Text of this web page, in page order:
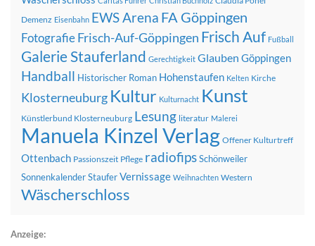
Demenz Eisenbahn EWS Arena FA Göppingen
FotografieFrisch-Auf-Göppingen Frisch Auf Fußball
Galerie Stauferland Gerechtigkeit Glauben Göppingen
Handball Historischer Roman Hohenstaufen Kelten Kirche
Klosterneuburg Kultur Kulturnacht Kunst
Künstlerbund Klosterneuburg Lesung literatur Malerei
Manuela Kinzel Verlag Offener Kulturtreff
Ottenbach Passionszeit Pflege radiofipsSchönweiler
SonnenkalenderStauferVernissage Weihnachten Western
Wäscherschloss
Anzeige: